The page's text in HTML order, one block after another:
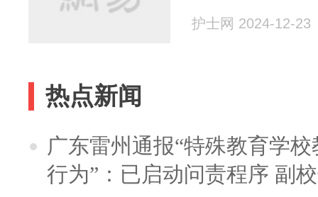
护士网 2024-12-23
热点新闻
广东雷州通报“特殊教育学
行为”：已启动问责程序 副